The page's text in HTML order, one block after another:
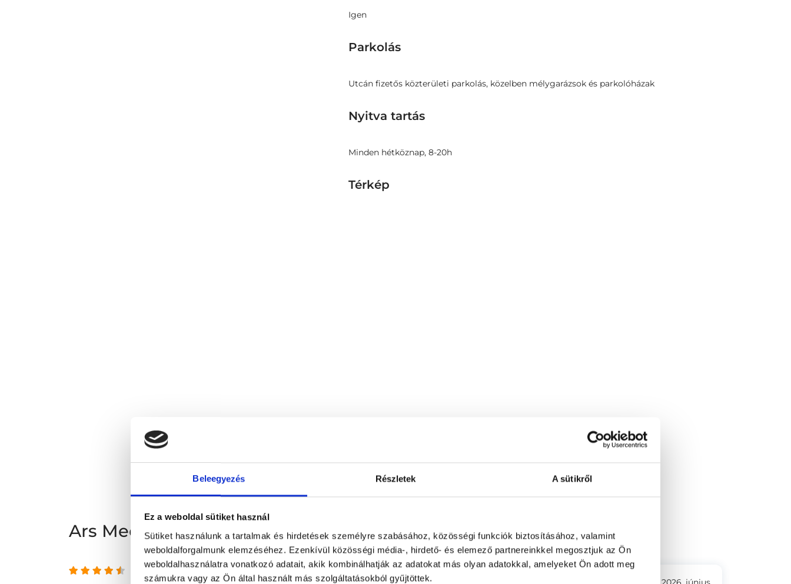
Beleegyezés Részletek A sütikről
Ez a weboldal sütiket használ
Sütiket használunk a tartalmak és hirdetések személyre szabásához, közösségi funkciók biztosításához, valamint
weboldalforgalmunk elemzéséhez. Ezenkívül közösségi média-, hirdető- és elemező partnereinkkel megosztjuk az Ön
weboldalhasználatra vonatkozó adatait, akik kombinálhatják az adatokat más olyan adatokkal, amelyeket Ön adott meg
számukra vagy az Ön által használt más szolgáltatásokból gyűjtöttek.
Igen
Parkolás
Utcán fizetős közterületi parkolás, közelben mélygarázsok és parkolóházak
Nyitva tartás
Minden hétköznap, 8-20h
Térkép
Ars Medica Magánkórház
Budapest, V. kerület Petőfi Sándor utca 3.
Ars Medica Magánkórház vélemények
4.51 az 5-ből